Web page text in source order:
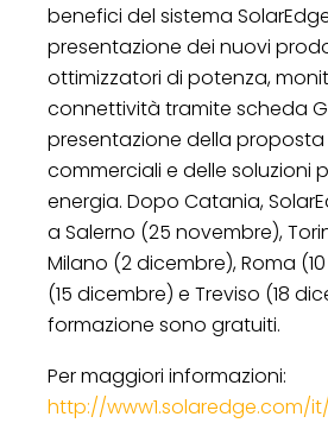
benefici del sistema
presentazione dei nuovi
ottimizzatori di potenza,
connettività tramite scheda
presentazione della
commerciali e delle soluzioni
energia. Dopo Catania,
a Salerno (25 novembre),
Milano (2 dicembre), Roma
(15 dicembre) e Treviso (18
formazione sono gratuiti.
Per maggiori informazioni:
http://www1.solaredge.com/